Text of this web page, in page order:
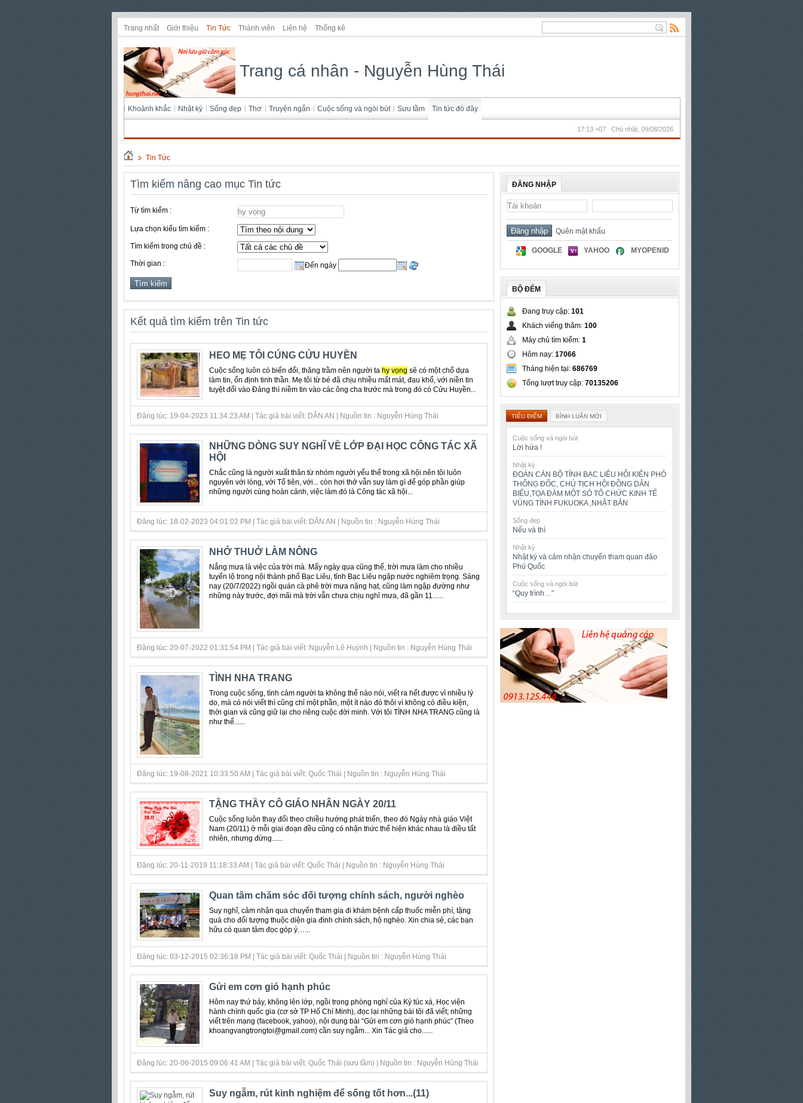
Trang nhất Giới thiệu Tin Tức Thành viên Liên hệ Thống kê
Trang cá nhân - Nguyễn Hùng Thái
Khoảnh khắc Nhật ký Sống đẹp Thơ Truyện ngắn Cuộc sống và ngòi bút Sưu tầm Tin tức đó đây
17:13 +07 Chủ nhật, 09/08/2026
Tin Tức
Tìm kiếm nâng cao mục Tin tức
Từ tìm kiếm :
Lựa chọn kiểu tìm kiếm :
Tìm kiếm trong chủ đề :
Thời gian : Đến ngày
Kết quả tìm kiếm trên Tin tức
HEO MẸ TÔI CÚNG CỬU HUYỀN
Cuộc sống luôn có biến đổi, thăng trầm nên người ta hy vọng sẽ có một chổ dựa
làm tin, ổn định tinh thần. Mẹ tôi từ bé đã chịu nhiều mất mát, đau khổ, với niền tin
tuyệt đối vào Đảng thì niềm tin vào các ông cha trước mà trong đó có Cửu Huyền...
Đăng lúc: 19-04-2023 11:34:23 AM | Tác giả bài viết: DÂN AN | Nguồn tin : Nguyễn Hùng Thái
NHỮNG DÒNG SUY NGHĨ VỀ LỚP ĐẠI HỌC CÔNG TÁC XÃ
HỘI
Chắc cũng là người xuất thân từ nhóm người yếu thế trong xã hội nên tôi luôn
nguyên với lòng, với Tổ tiên, với... còn hơi thở vẫn suy làm gì để góp phần giúp
những người cùng hoàn cảnh, việc làm đó là Công tác xã hội...
Đăng lúc: 18-02-2023 04:01:02 PM | Tác giả bài viết: DÂN AN | Nguồn tin : Nguyễn Hùng Thái
NHỚ THUỞ LÀM NÔNG
Nắng mưa là việc của trời mà. Mấy ngày qua cũng thế, trời mưa làm cho nhiều
tuyến lộ trong nội thành phố Bạc Liêu, tỉnh Bạc Liêu ngập nước nghiêm trọng. Sáng
nay (20/7/2022) ngồi quán cà phê trời mưa nặng hạt, cũng làm ngập đường như
những này trước, đợi mãi mà trời vẫn chưa chịu nghỉ mưa, đã gần 11......
Đăng lúc: 20-07-2022 01:31:54 PM | Tác giả bài viết: Nguyễn Lê Huỳnh | Nguồn tin : Nguyễn Hùng Thái
TÌNH NHA TRANG
Trong cuộc sống, tình cảm người ta không thể nào nói, viết ra hết được vì nhiều lý
do, mà có nói viết thì cũng chỉ một phần, một ít nào đó thôi vì không có điều kiện,
thời gian và cũng giữ lại cho riêng cuộc đời minh. Với tôi TÌNH NHA TRANG cũng là
như thế......
Đăng lúc: 19-08-2021 10:33:50 AM | Tác giả bài viết: Quốc Thái | Nguồn tin : Nguyễn Hùng Thái
TẶNG THẦY CÔ GIÁO NHÂN NGÀY 20/11
Cuộc sống luôn thay đổi theo chiều hướng phát triển, theo đó Ngày nhà giáo Việt
Nam (20/11) ở mỗi giai đoạn đều cũng có nhận thức thể hiện khác nhau là điều tất
nhiên, nhưng đừng......
Đăng lúc: 20-11-2019 11:18:33 AM | Tác giả bài viết: Quốc Thái | Nguồn tin : Nguyễn Hùng Thái
Quan tâm chăm sóc đối tượng chính sách, người nghèo
Suy nghĩ, cảm nhận qua chuyến tham gia đi khám bệnh cấp thuốc miễn phí, tặng
quà cho đối tượng thuộc diện gia đình chính sách, hộ nghèo. Xin chia sẻ, các bạn
hữu có quan tâm đọc góp ý…...
Đăng lúc: 03-12-2015 02:36:18 PM | Tác giả bài viết: Quốc Thái | Nguồn tin : Nguyễn Hùng Thái
Gửi em cơn gió hạnh phúc
Hôm nay thứ bảy, không lên lớp, ngồi trong phòng nghỉ của Ký túc xá, Học viện
hành chính quốc gia (cơ sở TP Hố Chí Minh), đọc lại những bài tôi đã viết; những
viết trên mạng (facebook, yahoo), nội dung bài “Gửi em cơn gió hạnh phúc” (Theo
khoangvangtrongtoi@gmail.com) cần suy ngẫm... Xin Tác giả cho......
Đăng lúc: 20-06-2015 09:06:41 AM | Tác giả bài viết: Quốc Thái (sưu tầm) | Nguồn tin : Nguyễn Hùng Thái
Suy ngẫm, rút kinh nghiệm để sống tốt hơn...(11)
ĐĂNG NHẬP
Quên mật khẩu
GOOGLE YAHOO MYOPENID
BỘ ĐẾM
Đang truy cập: 101
Khách viếng thăm: 100
Máy chủ tìm kiếm: 1
Hôm nay: 17066
Tháng hiện tại: 686769
Tổng lượt truy cập: 70135206
TIÊU ĐIỂM BÌNH LUẬN MỚI
Cuộc sống và ngòi bút
Lời hứa !
Nhật ký
ĐOÀN CÁN BỘ TỈNH BẠC LIÊU HỎ̀I KIẾN PHÓ
THỐNG ĐỐC, CHỦ TỊCH HỘI ĐỒNG DÂN
BIỂU,TỌA ĐÀM MỘT SÓ TỔ CHỨC KINH TẾ
VÙNG TỈNH FUKUOKA ,NHẬT BẢN
Sống đẹp
Nếu và thì
Nhật ký
Nhật ký và cảm nhận chuyến tham quan đảo
Phú Quốc
Cuộc sống và ngòi bút
“Quy trình…”